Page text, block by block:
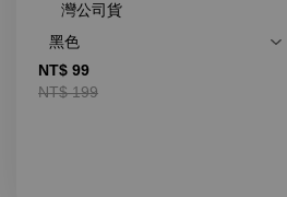
灣公司貨
NT$ 99
NT$ 199